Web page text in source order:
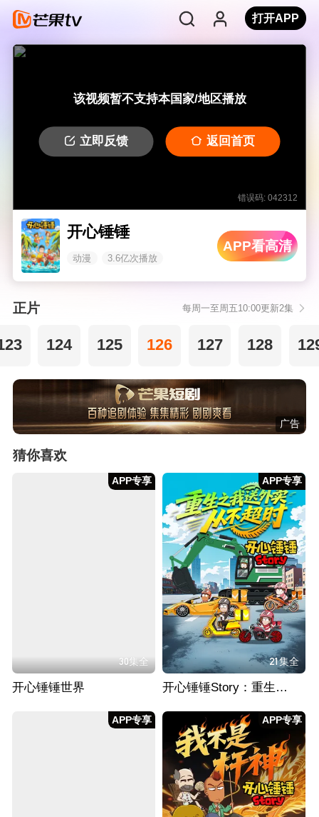
打开APP
该视频暂不支持本国家/地区播放
立即反馈 返回首页
错误码: 042312
开心锤锤
动漫 3.6亿次播放
APP看高清
正片 每周一至周五10:00更新2集
124 125 126 127 128
广告
猜你喜欢
APP专享
30集全
开心锤锤世界
APP专享
21集全
开心锤锤Story：重生之我送外卖从不超时
APP专享 APP专享